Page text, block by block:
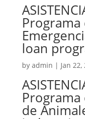
loan
by admin | Jan 22,
de